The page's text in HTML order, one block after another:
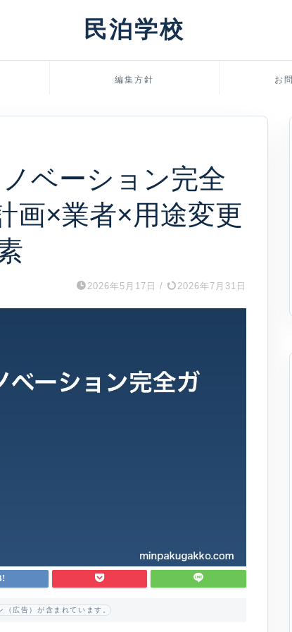
民泊学校
編集方針 お
ベーション完全
画×業者×用途変更
2026年5月17日 / 2026年7月31日
広告）が含まれています。